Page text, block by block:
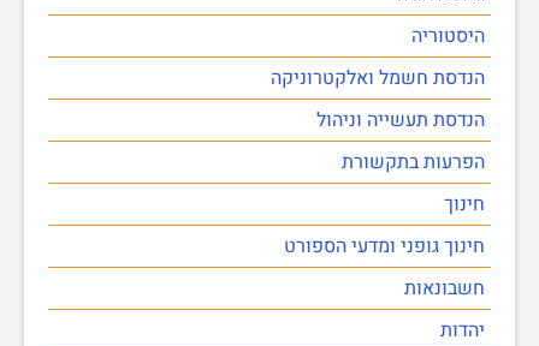
היסטוריה
הנדסת חשמל ואלקטרוניקה
הנדסת תעשייה וניהול
הפרעות בתקשורת
חינוך
חינוך גופני ומדעי הספורט
חשבונאות
יהדות